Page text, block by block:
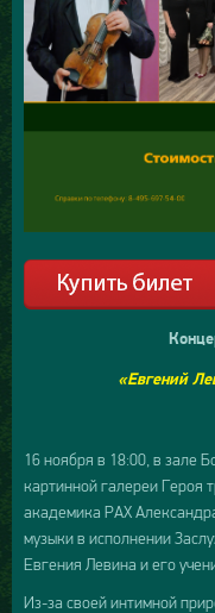
«Евгений
16 ноября в 18:00, в зале
картинной галереи Героя
академика РАХ
музыки в исполнении
Евгения Левина и его
Из-за своей интимной